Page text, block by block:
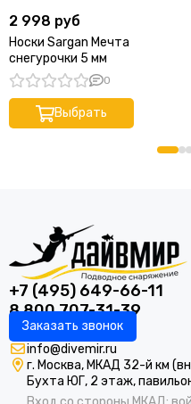
2 998 руб
Носки Sargan Мечта
снегурочки 5 мм
0
Выбрать
+7 (495) 649-66-11
8 800 707-31-39
Заказать звонок
info@divemir.ru
г. Москва, МКАД 32-й км
Бухта ЮГ, 2 этаж,